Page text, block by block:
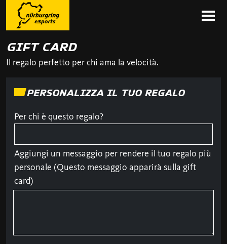
GIFT CARD
Il regalo perfetto per chi ama la velocità.
PERSONALIZZA IL TUO REGALO
Per chi è questo regalo?
Aggiungi un messaggio per rendere il tuo regalo più
personale (Questo messaggio apparirà sulla gift
card)